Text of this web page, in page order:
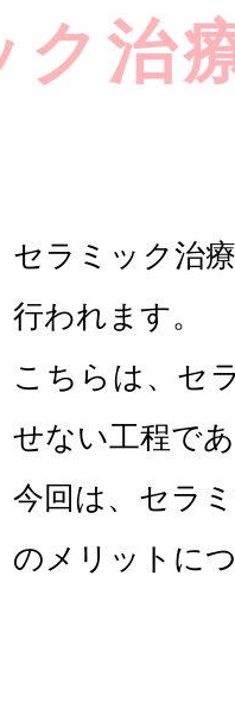
ク治
セラミック治
行われます。
こちらは、セ
せない工程で
今回は、セラ
のメリットに